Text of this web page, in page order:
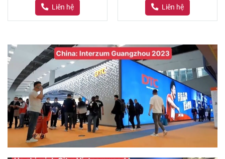
Liên hệ
Liên hệ